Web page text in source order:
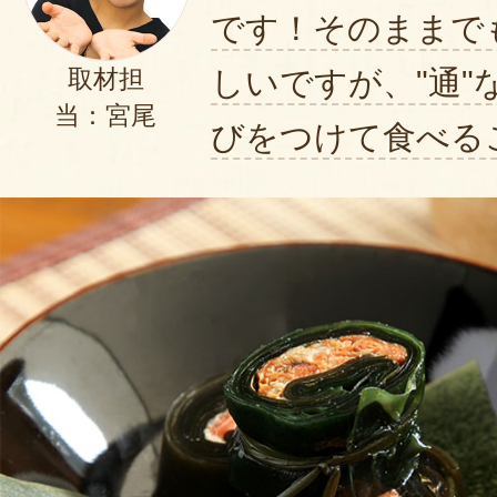
GEN様
お正月用の昆布巻でご注文ご賞
ざいました。
晴れの日の食卓の一助になりま
幸せでございます。
(年内に到着しましてよかったで
新潟ではお正月以外でも昆布巻
有限会社宮崎商店
代表取締役 宮崎信一
2024年01月10日
有
取材担
当：宮尾
です！そのままで
しいですが、"通"
びをつけて食べる